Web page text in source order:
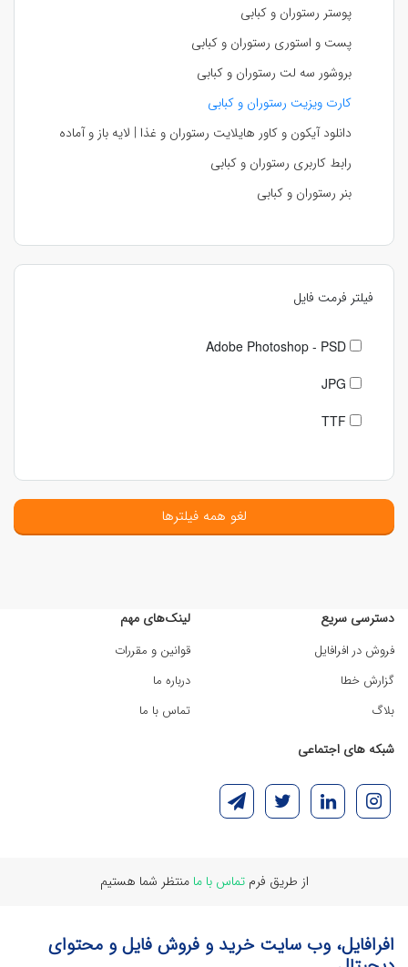
پوستر رستوران و کبابی
پست و استوری رستوران و کبابی
بروشور سه لت رستوران و کبابی
کارت ویزیت رستوران و کبابی
دانلود آیکون و کاور هایلایت رستوران و غذا | لایه باز و آماده
رابط کاربری رستوران و کبابی
بنر رستوران و کبابی
فیلتر فرمت فایل
Adobe Photoshop - PSD
JPG
TTF
لغو همه فیلترها
دسترسی سریع
فروش در افرافایل
گزارش خطا
بلاگ
لینک‌های مهم
قوانین و مقررات
درباره ما
تماس با ما
شبکه های اجتماعی
از طریق فرمتماس با ما منتظر شما هستیم
افرافایل، وب سایت خرید و فروش فایل و محتوای